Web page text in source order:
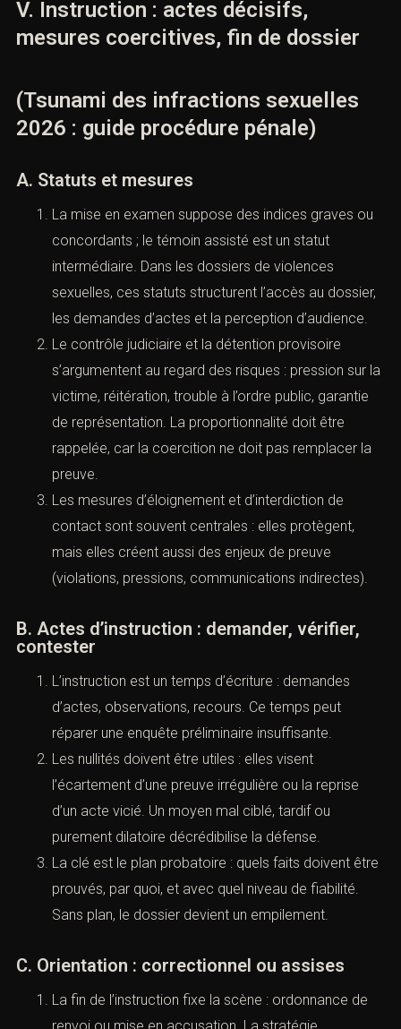
doivent être ciblées : compatibilité du récit,
retentissement, vulnérabilité, capacité de
La confrontation, souvent demandée, doit être
pesée. Elle peut éclairer, mais elle peut aussi
Elle exige un cadre, des pauses, et une préparation
des questions.
V. Instruction : actes décisifs,
mesures coercitives, fin de dossier
(Tsunami des infractions sexuelles
2026 : guide procédure pénale)
A. Statuts et mesures
La mise en examen suppose des indices graves
ou concordants ; le témoin assisté est un statut
intermédiaire. Dans les dossiers de violences
sexuelles, ces statuts structurent l’accès au
dossier, les demandes d’actes et la perception
Le contrôle judiciaire et la détention provisoire
s’argumentent au regard des risques : pression sur
la victime, réitération, trouble à l’ordre public,
garantie de représentation. La proportionnalité doit
être rappelée, car la coercition ne doit pas
remplacer la preuve.
Les mesures d’éloignement et d’interdiction de
contact sont souvent centrales : elles protègent,
mais elles créent aussi des enjeux de preuve
(violations, pressions, communications indirectes).
B. Actes d’instruction : demander, vérifier,
L’instruction est un temps d’écriture : demandes
d’actes, observations, recours. Ce temps peut
réparer une enquête préliminaire insuffisante.
font